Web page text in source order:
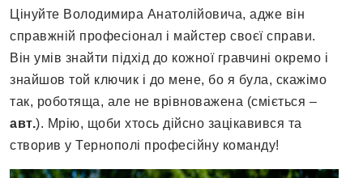
Цінуйте Володимира Анатолійовича, адже він
справжній професіонал і майстер своєї справи.
Він умів знайти підхід до кожної гравчині окремо і
знайшов той ключик і до мене, бо я була, скажімо
так, роботяща, але не врівноважена (сміється –
авт.). Мрію, щоби хтось дійсно зацікавився та
створив у Тернополі професійну команду!